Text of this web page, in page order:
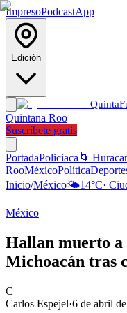
ImpresoPodcastApp
Edición
Quinta
Quintana Roo
Suscríbete gratis
PortadaPoliciaca 🌀
RooMéxicoPolítica
Inicio/México🌤️14°C·
México
Hallan muerto a
Michoacán tras
C
Carlos Espejel·6 de abril